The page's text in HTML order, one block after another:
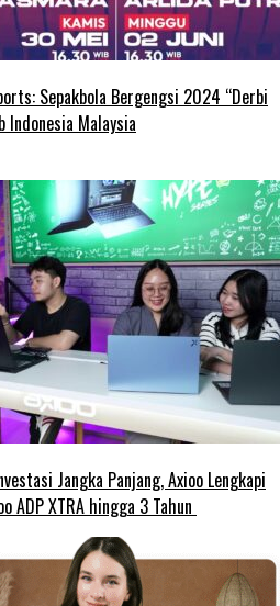
Sepakbola Bergengsi 2024 “Derbi
Indonesia Malaysia
Jangka Panjang, Axioo Lengkapi
ADP XTRA hingga 3 Tahun